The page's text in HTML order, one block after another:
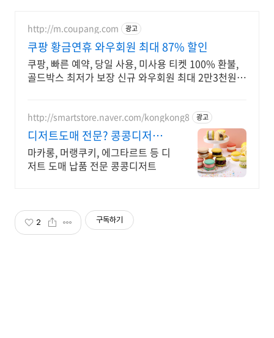
http://m.coupang.com 광고
쿠팡 황금연휴 와우회원 최대 87% 할인
쿠팡, 빠른 예약, 당일 사용, 미사용 티켓 100% 환불,
골드박스 최저가 보장 신규 와우회원 최대 2만3천원
http://smartstore.naver.com/kongkong8 광고
디저트도매 전문? 콩콩디저트
대량 주문 및 도매 납품
마카롱, 머랭쿠키, 에그타르트 등 디
저트 도매 납품 전문 콩콩디저트
2 구독하기